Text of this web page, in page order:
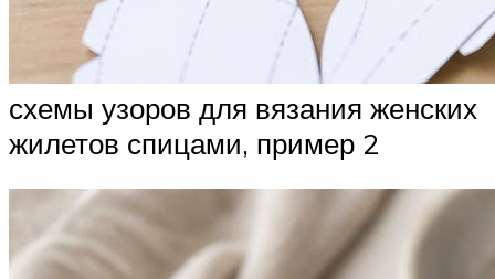
схемы узоров для вязания женских
жилетов спицами, пример 2